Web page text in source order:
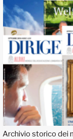
Archivio storico dei